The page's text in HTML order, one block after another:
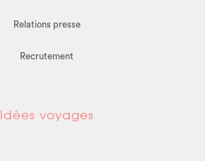
Relations presse
Recrutement
Idées voyages